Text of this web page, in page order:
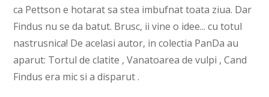
ca Pettson e hotarat sa stea imbufnat toata ziua. Dar
Findus nu se da batut. Brusc, ii vine o idee... cu totul
nastrusnica! De acelasi autor, in colectia PanDa au
aparut: Tortul de clatite , Vanatoarea de vulpi , Cand
Findus era mic si a disparut .